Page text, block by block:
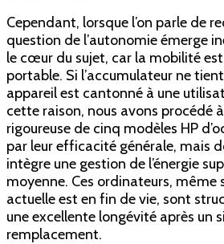
Cependant, lorsque l’on parle de
question de l’autonomie émerge
le cœur du sujet, car la mobilité
portable. Si l’accumulateur ne
appareil est cantonné à une
cette raison, nous avons procédé
rigoureuse de cinq modèles HP
par leur efficacité générale, mais
intègre une gestion de l’énergie
moyenne. Ces ordinateurs, même
actuelle est en fin de vie, sont
une excellente longévité après un
remplacement.